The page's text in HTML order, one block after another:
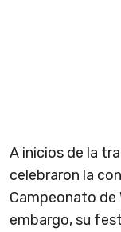
A inicios de la
celebraron la
Campeonato de
embargo, su